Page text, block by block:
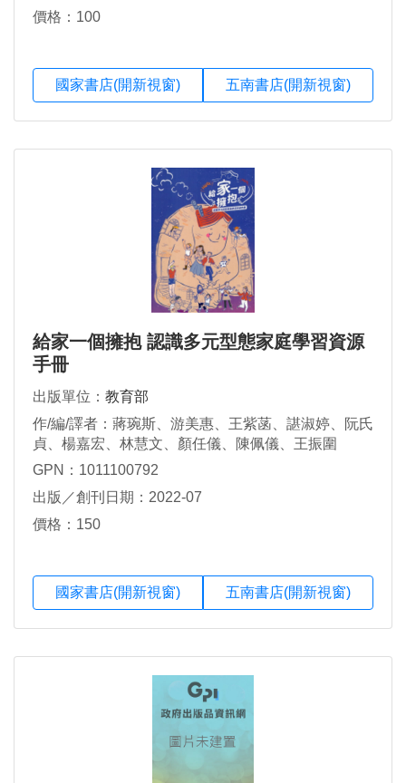
價格：100
國家書店(開新視窗) 五南書店(開新視窗)
給家一個擁抱 認識多元型態家庭學習資源
手冊
出版單位： 教育部
作/編/譯者：蔣琬斯、游美惠、王紫菡、諶淑婷、阮氏
貞、楊嘉宏、林慧文、顏任儀、陳佩儀、王振圍
GPN：1011100792
出版／創刊日期：2022-07
價格：150
國家書店(開新視窗) 五南書店(開新視窗)